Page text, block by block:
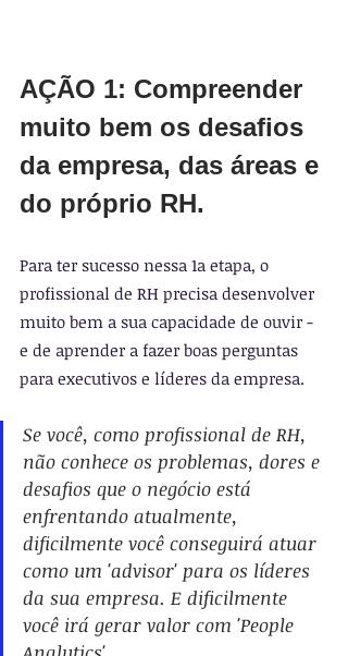
AÇÃO 1: Compreender
muito bem os desafios
da empresa, das áreas e
do próprio RH.
Para ter sucesso nessa 1a etapa, o
profissional de RH precisa desenvolver
muito bem a sua capacidade de ouvir -
e de aprender a fazer boas perguntas
para executivos e líderes da empresa.
Se você, como profissional de RH,
não conhece os problemas, dores e
desafios que o negócio está
enfrentando atualmente,
dificilmente você conseguirá atuar
como um 'advisor' para os líderes
da sua empresa. E dificilmente
você irá gerar valor com 'People